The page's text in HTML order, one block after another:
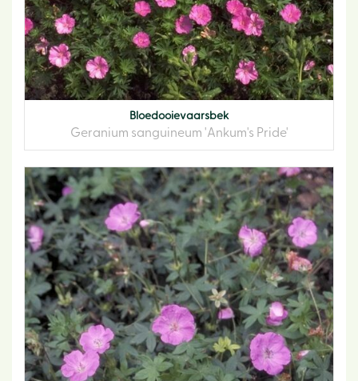
Bloedooievaarsbek
Geranium sanguineum 'Ankum's Pride'